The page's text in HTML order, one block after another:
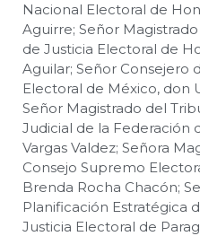
Nacional Electoral de
Aguirre; Señor
de Justicia Electoral de
Aguilar; Señor Consejero
Electoral de México, don
Señor Magistrado del
Judicial de la Federación
Vargas Valdez; Señora
Consejo Supremo
Brenda Rocha Chacón;
Planificación Estratégica
Justicia Electoral de